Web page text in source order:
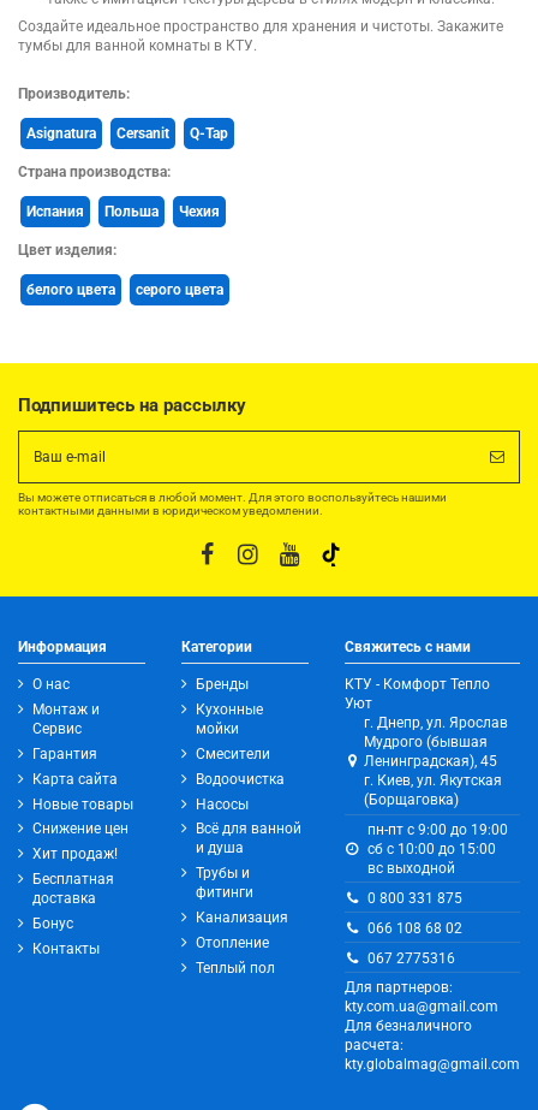
Создайте идеальное пространство для хранения и чистоты. Закажите
тумбы для ванной комнаты в КТУ.
Производитель:
Asignatura Cersanit Q-Tap
Страна производства:
Испания Польша Чехия
Цвет изделия:
белого цвета серого цвета
Подпишитесь на рассылку
Вы можете отписаться в любой момент. Для этого воспользуйтесь нашими
контактными данными в юридическом уведомлении.
Информация
О нас
Монтаж и
Сервис
Гарантия
Карта сайта
Новые товары
Снижение цен
Хит продаж!
Бесплатная
доставка
Бонус
Контакты
Категории
Бренды
Кухонные
мойки
Смесители
Водоочистка
Насосы
Всё для ванной
и душа
Трубы и
фитинги
Канализация
Отопление
Теплый пол
Свяжитесь с нами
КТУ - Комфорт Тепло
Уют
г. Днепр, ул. Ярослав
Мудрого (бывшая
Ленинградская), 45
г. Киев, ул. Якутская
(Борщаговка)
пн-пт с 9:00 до 19:00
сб с 10:00 до 15:00
вс выходной
0 800 331 875
066 108 68 02
067 2775316
Для партнеров:
kty.com.ua@gmail.com
Для безналичного
расчета:
kty.globalmag@gmail.com